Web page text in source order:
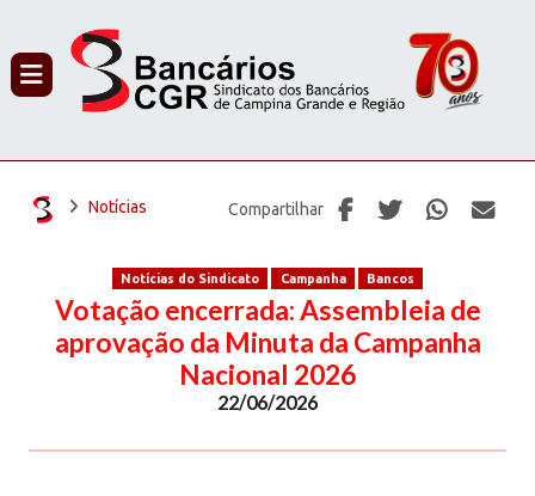
Notícias Compartilhar
Notícias do Sindicato Campanha Bancos
Votação encerrada: Assembleia de
aprovação da Minuta da Campanha
Nacional 2026
22/06/2026